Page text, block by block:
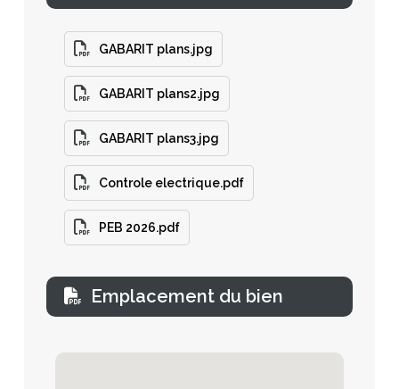
GABARIT plans.jpg
GABARIT plans2.jpg
GABARIT plans3.jpg
Controle electrique.pdf
PEB 2026.pdf
Emplacement du bien